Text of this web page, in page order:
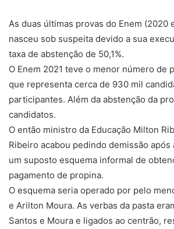
As duas últimas provas do Enem
nasceu sob suspeita devido a sua
taxa de abstenção de 50,1%.
O Enem 2021 teve o menor número de
que representa cerca de 930 mil
participantes. Além da abstenção da
candidatos.
O então ministro da Educação Milton
Ribeiro acabou pedindo demissão
um suposto esquema informal de
pagamento de propina.
O esquema seria operado por pelo
e Arilton Moura. As verbas da pasta
Santos e Moura e ligados ao centrão,